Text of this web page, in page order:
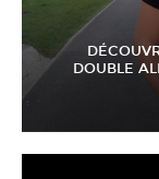
DOUBLE